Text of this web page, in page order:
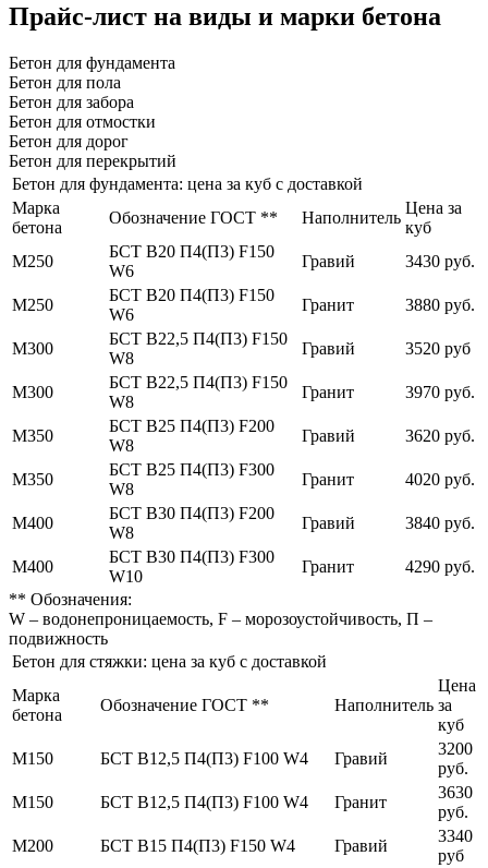
Прайс-лист на виды и марки бетона
Бетон для фундамента
Бетон для пола
Бетон для забора
Бетон для отмостки
Бетон для дорог
Бетон для перекрытий
Бетон для фундамента: цена за куб с доставкой
Марка
бетона
Обозначение ГОСТ ** Наполнитель
Цена за
куб
М250
БСТ В20 П4(П3) F150
W6
Гравий 3430 руб.
М250
БСТ В20 П4(П3) F150
W6
Гранит 3880 руб.
М300
БСТ В22,5 П4(П3) F150
W8
Гравий 3520 руб
М300
БСТ В22,5 П4(П3) F150
W8
Гранит 3970 руб.
М350
БСТ В25 П4(П3) F200
W8
Гравий 3620 руб.
М350
БСТ В25 П4(П3) F300
W8
Гранит 4020 руб.
М400
БСТ В30 П4(П3) F200
W8
Гравий 3840 руб.
М400
БСТ В30 П4(П3) F300
W10
Гранит
4290 руб.
** Обозначения:
W – водонепроницаемость, F – морозоустойчивость, П –
подвижность
Бетон для стяжки: цена за куб с доставкой
Марка
бетона
Обозначение ГОСТ ** Наполнитель
Цена
за
куб
М150
БСТ В12,5 П4(П3) F100 W4 Гравий
3200
руб.
М150
БСТ В12,5 П4(П3) F100 W4 Гранит
3630
руб.
М200
БСТ В15 П4(П3) F150 W4 Гравий
3340
руб